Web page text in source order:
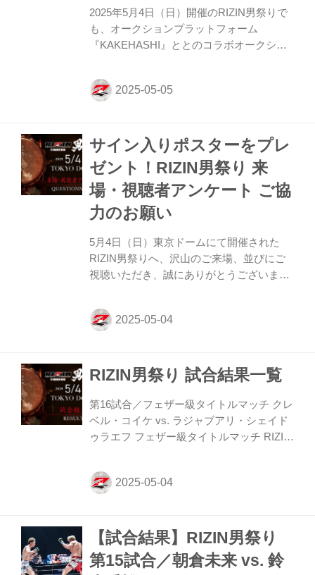
な舞台。俺の目標は、単純RIZINでバ...
2025年5月4日（日）開催のRIZIN男祭りで
も、オークションプラットフォーム
『KAKEHASHI』ととのコラボオークショ
品されるアイテムは、選手たちの感謝の気
持ちを形にしたものであり、ファンとの絆
手に入らない、試合の熱気や感動を再び感
じられる"唯一無二"のアイテムであり、フ
ァンにとっては「幻のアイテム」となるこ
と間違いなし！ このオークションでしか手
に入らない選手たちの想いが宿る特別なア
イテムを手に入れるチャンスをお見逃しな
く！ オークション開催期間 2025年5月4...
サイン入りポスターをプレ
ゼント！RIZIN男祭り 来
場・視聴者アンケート ご協
力のお願い
5月4日（日）東京ドームにて開催された
RIZIN男祭りへ、沢山のご来場、並びにご
視聴いただき、誠にありがとうございまし
皆さまへ簡単なアンケートを実施しており
ます。 たくさんのご意見・ご感想をお待ち
から抽選で3名様に「RIZIN男祭り 出場選手
す。 プレゼント内容 RIZIN男祭り 出場選手
サイン入りポスター…抽選3名 回答期限
2025年5月19日（月）12:00まで RIZIN男祭
【RIZIN男...
RIZIN男祭り 試合結果一覧
第16試合／フェザー級タイトルマッチ クレ
ベル・コイケ vs. ラジャブアリ・シェイド
ゥラエフ フェザー級タイトルマッチ RIZIN
クレベル・コイケ vs. ラジャブアリ・シェ
イドゥラエフ（WIN） 1R 1分02秒 KO（グ
ル：5分 3R（66.0kg） （WIN）朝倉未来
vs. 鈴木千裕（LOSE） 3R 1分56秒
TKO（ドクターストップ：有効打による負
【試合結果】RIZIN男祭り
第15試合／朝倉未来 vs. 鈴